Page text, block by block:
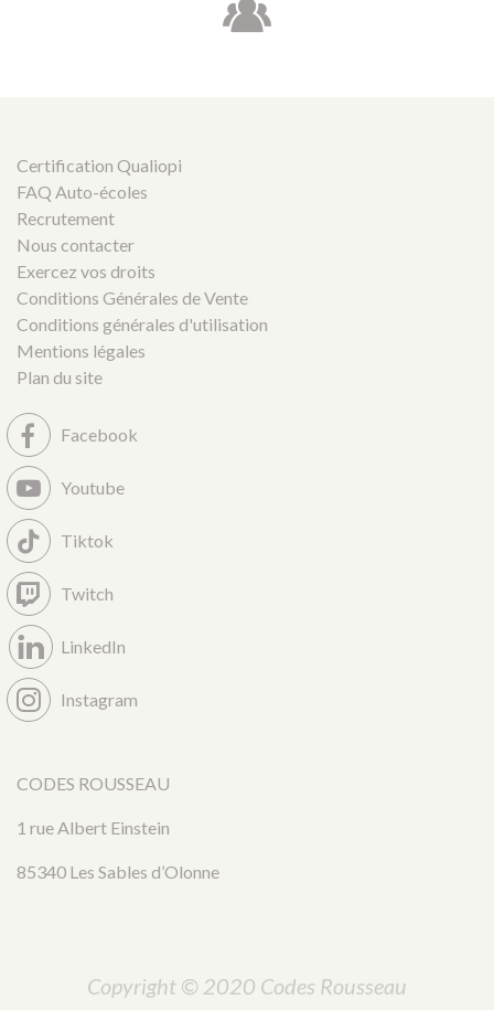
Certification Qualiopi
FAQ Auto-écoles
Recrutement
Nous contacter
Exercez vos droits
Conditions Générales de Vente
Conditions générales d'utilisation
Mentions légales
Plan du site
Facebook
Youtube
Tiktok
Twitch
LinkedIn
Instagram
CODES ROUSSEAU
1 rue Albert Einstein
85340 Les Sables d’Olonne
Copyright © 2020 Codes Rousseau